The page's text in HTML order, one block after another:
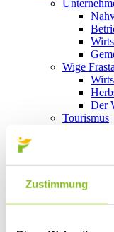
Zustimmung
Wige
Der
Tourismus